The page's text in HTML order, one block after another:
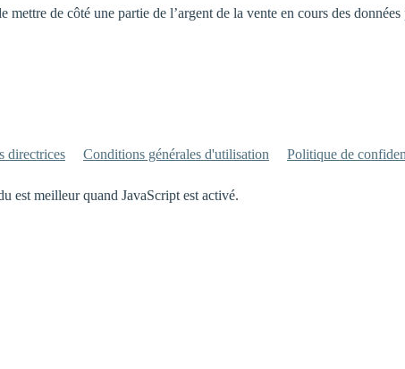
mettre de côté une partie de l’argent de la vente en cours des
directrices Conditions générales d'utilisation Politique de
est meilleur quand JavaScript est activé.